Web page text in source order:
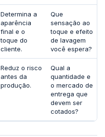
Determina a
aparência
final e o
toque do
cliente.
Que
sensação ao
toque e efeito
de lavagem
você espera?
Reduz o risco
antes da
produção.
Qual a
quantidade e
o mercado de
entrega que
devem ser
cotados?